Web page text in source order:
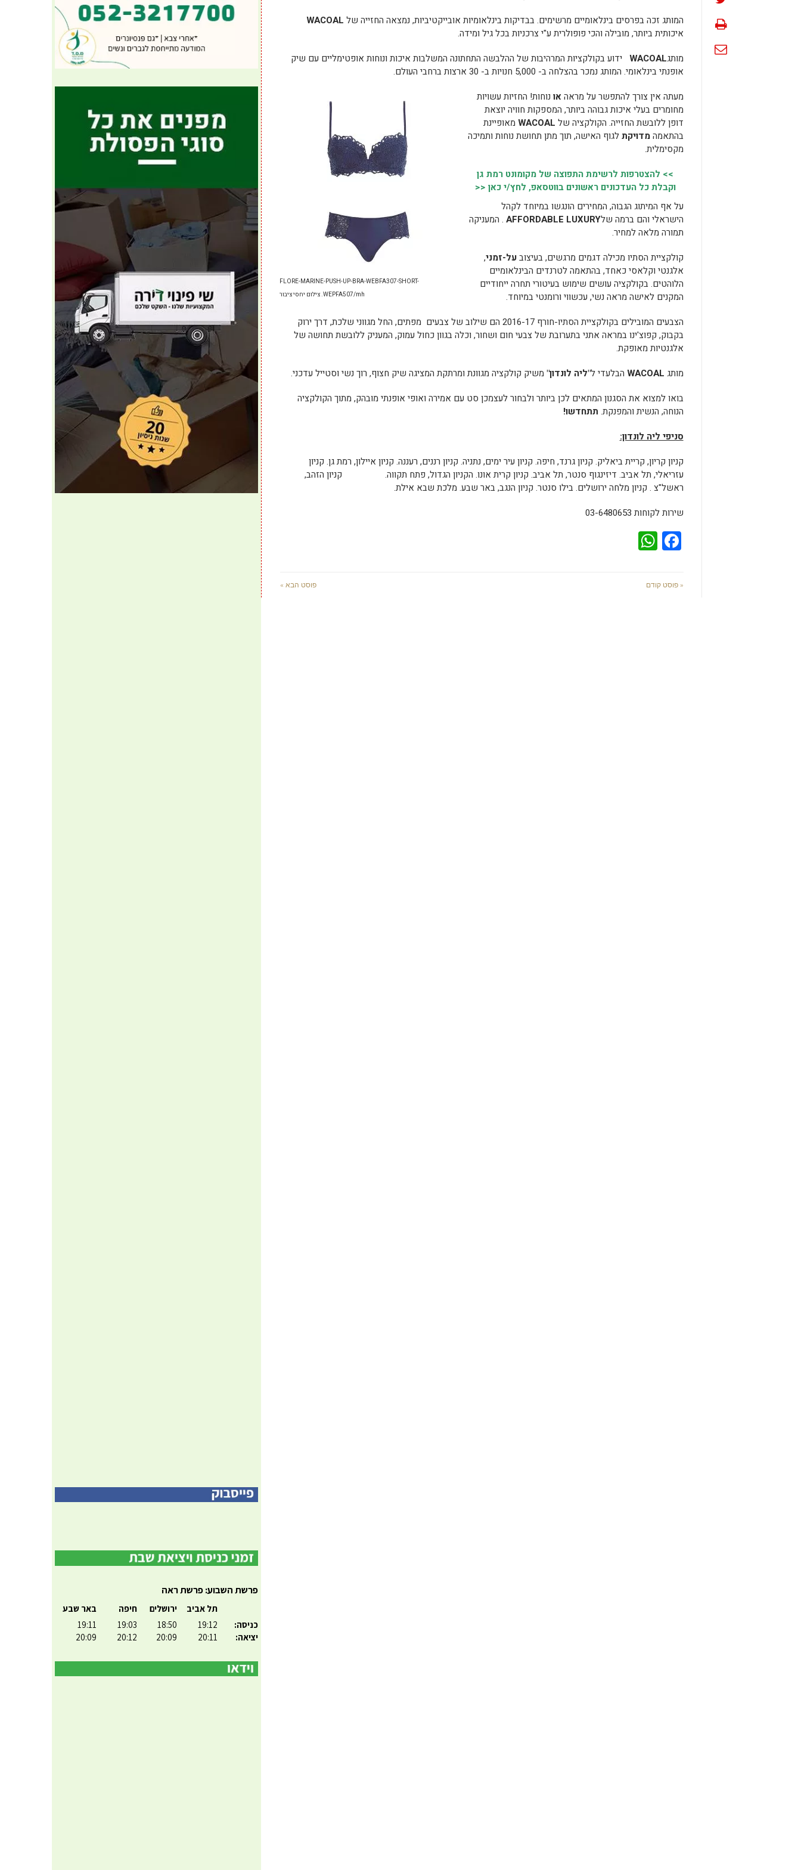
המותג זכה בפרסים בינלאומיים מרשימים. בבדיקות בינלאומיות אובייקטיביות, נמצאה החזייה של WACOAL
איכותית ביותר, מובילה והכי פופולרית ע"י צרכניות בכל גיל ומידה.
מותגWACOAL ידוע בקולקציות המרהיבות של ההלבשה התחתונה המשלבות איכות ונוחות אופטימליים עם שיק
אופנתי בינלאומי. המותג נמכר בהצלחה ב- 5,000 חנויות ב- 30 ארצות ברחבי העולם.
FLORE-MARINE-PUSH-UP-BRA-WEBFA307-SHORT-
WEPFA507/mh. צילום יחסי ציבור
מעתה אין צורך להתפשר על מראהאו נוחות! החזיות עשויות
מחומרים בעלי איכות גבוהה ביותר, המספקות חוויה יוצאת
דופן ללובשת החזייה. הקולקציה של WACOAL מאופיינת
בהתאמהמדויקתלגוף האישה, תוך מתן תחושת נוחות ותמיכה
מקסימלית.
>> להצטרפות לרשימת התפוצה של מקומונט רמת גן
וקבלת כל העדכונים ראשונים בווטסאפ, לחץ/י כאן <<
על אף המיתוג הגבוה, המחירים הונגשו במיוחד לקהל
הישראלי והם ברמה שלAFFORDABLE LUXURY . המעניקה
תמורה מלאה למחיר.
קולקציית הסתיו מכילה דגמים מרגשים, בעיצובעל-זמני,
אלגנטי וקלאסי כאחד, בהתאמה לטרנדים הבינלאומיים
הלוהטים. בקולקציה עושים שימוש בעיטורי תחרה ייחודיים
המקנים לאישה מראה נשי, עכשווי ורומנטי במיוחד.
הצבעים המובילים בקולקציית הסתיו-חורף 2016-17 הם שילוב של צבעים מפתים, החל מגווני שלכת, דרך ירוק
בקבוק, קפוצ'ינו במראה אתני בתערובת של צבעי חום ושחור, וכלה בגוון כחול עמוק, המעניק ללובשת תחושה של
אלגנטיות מאופקת.
מותג WACOAL הבלעדי ל"ליה לונדון" משיק קולקציה מגוונת ומרתקת המציגה שיק חצוף, רוך נשי וסטייל עדכני.
בואו למצוא את הסגנון המתאים לכן ביותר ולבחור לעצמכן סט עם אמירה ואופי אופנתי מובהק, מתוך הקולקציה
הנוחה, הנשית והמפנקת. תתחדשו!
סניפי ליה לונדון:
קניון קריון, קריית ביאליק. קניון גרנד, חיפה. קניון עיר ימים, נתניה. קניון רננים, רעננה. קניון איילון, רמת גן. קניון
עזריאלי, תל אביב. דיזינגוף סנטר, תל אביב. קניון קרית אונו. הקניון הגדול, פתח תקווה. קניון הזהב,
ראשל"צ . קניון מלחה ירושלים. בילו סנטר. קניון הנגב, באר שבע. מלכת שבא אילת.
שירות לקוחות 03-6480653
Facebook
« פוסט קודם פוסט הבא »
פרשת השבוע: פרשת ראה
כניסה:
יציאה:
תל אביב
19:12
20:11
ירושלים
18:50
20:09
חיפה
19:03
20:12
באר שבע
19:11
20:09